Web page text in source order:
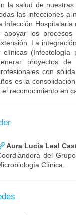
la salud de
las infecciones a
Infección
apoyar los
La
clínicas (Infectología
proyectos
con
es la
el reconocimiento en
Aura Lucia Leal
del
Clínica.